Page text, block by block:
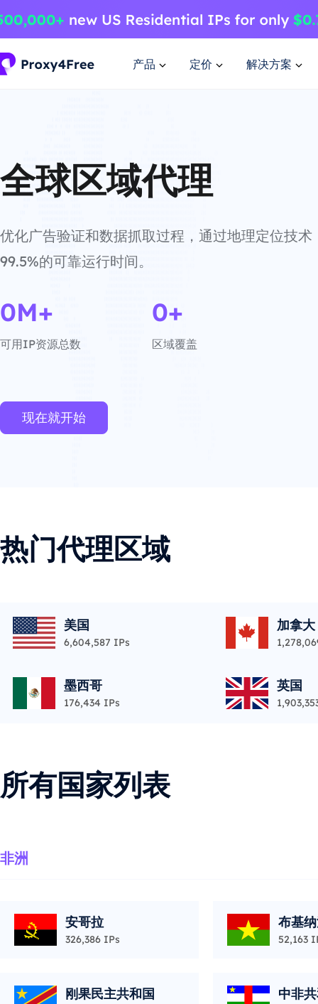
产品 定价 解决方案
全球区域代理
优化广告验证和数据抓取过程，通过地理定位技术
99.5%的可靠运行时间。
0M+
可用IP资源总数
0+
区域覆盖
现在就开始
热门代理区域
美国
6,604,587 IPs
加拿大
墨西哥
176,434 IPs
英国
所有国家列表
非洲
安哥拉
326,386 IPs
布基
52,163
刚果民主共和国 中非